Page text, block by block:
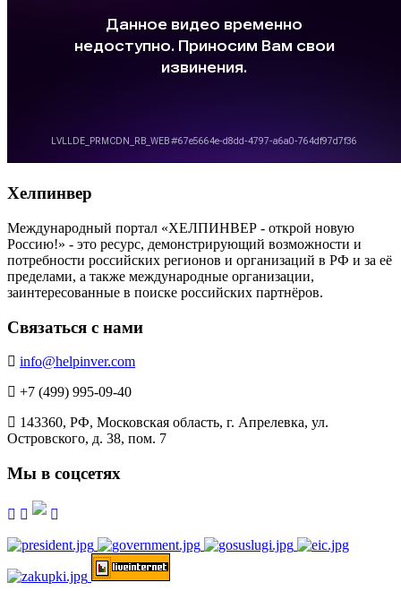
Хелпинвер
Международный портал «ХЕЛПИНВЕР - открой новую
Россию!» - это ресурс, демонстрирующий возможности и
потребности российских регионов и организаций в РФ и за её
пределами, а также международные организации,
заинтересованные в поиске российских партнёров.
Связаться с нами
info@helpinver.com
+7 (499) 995-09-40
143360, РФ, Московская область, г. Апрелевка, ул.
Островского, д. 38, пом. 7
Мы в соцсетях